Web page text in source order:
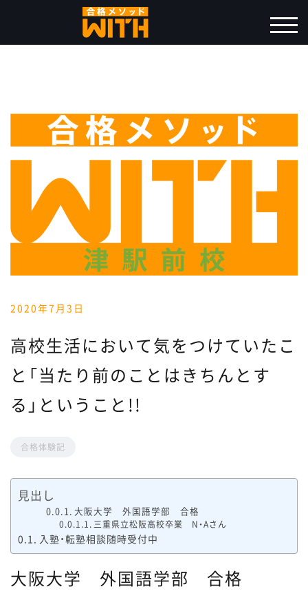
テ
モバ
2020年7月3日
高校生活において気をつけていたこ
と「当たり前のことはきちんとす
る」ということ!!
合格体験記
見出し
大阪大学 外国語学部 合格
三重県立松阪高校卒業 N・Aさん
入塾・転塾相談随時受付中
大阪大学 外国語学部 合格